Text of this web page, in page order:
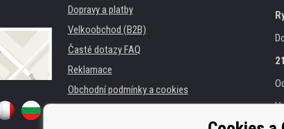
Dopravy a platby
Velkoobchod (B2B)
Časté dotazy FAQ
Reklamace
Obchodní podmínky a cookies